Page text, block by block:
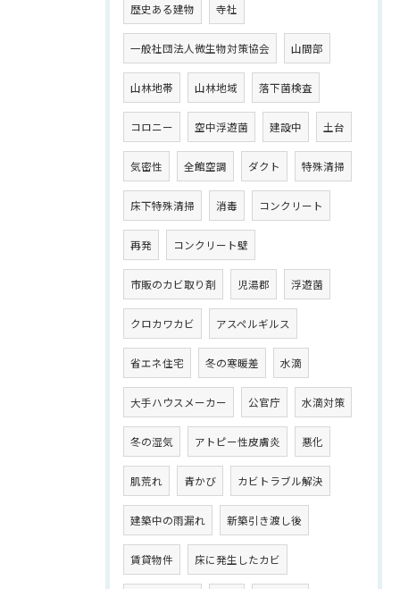
歴史ある建物 寺社
一般社団法人微生物対策協会 山間部
山林地帯 山林地域 落下菌検査
コロニー 空中浮遊菌 建設中 土台
気密性 全館空調 ダクト 特殊清掃
床下特殊清掃 消毒 コンクリート
再発 コンクリート壁
市販のカビ取り剤 児湯郡 浮遊菌
クロカワカビ アスペルギルス
省エネ住宅 冬の寒暖差 水滴
大手ハウスメーカー 公官庁 水滴対策
冬の湿気 アトピー性皮膚炎 悪化
肌荒れ 青かび カビトラブル解決
建築中の雨漏れ 新築引き渡し後
賃貸物件 床に発生したカビ